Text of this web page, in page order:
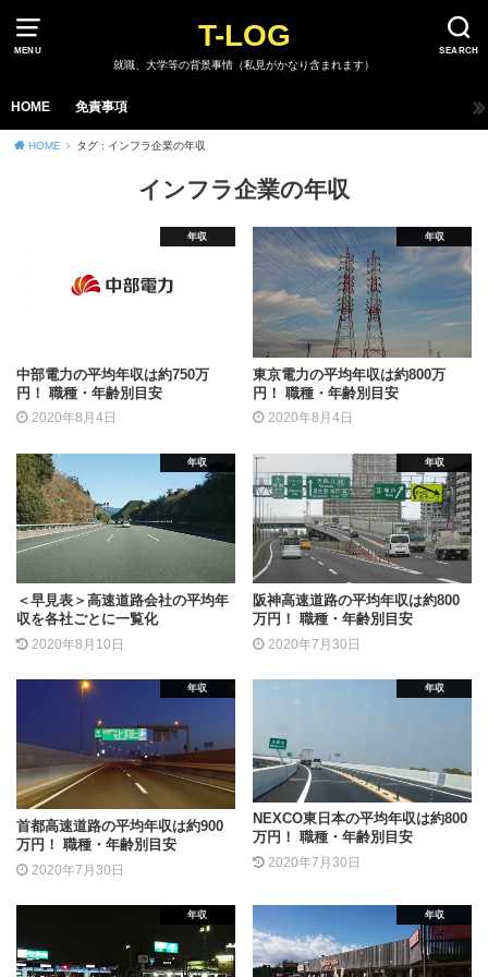
MENU SEARCH
T-LOG
就職、大学等の背景事情（私見がかなり含まれます）
HOME 免責事項
HOME タグ : インフラ企業の年収
インフラ企業の年収
年収
中部電力の平均年収は約750万
円！ 職種・年齢別目安
2020年8月4日
年収
東京電力の平均年収は約800万
円！ 職種・年齢別目安
2020年8月4日
年収
＜早見表＞高速道路会社の平均年
収を各社ごとに一覧化
2020年8月10日
年収
阪神高速道路の平均年収は約800
万円！ 職種・年齢別目安
2020年7月30日
年収
首都高速道路の平均年収は約900
万円！ 職種・年齢別目安
2020年7月30日
年収
NEXCO東日本の平均年収は約800
万円！ 職種・年齢別目安
2020年7月30日
年収 年収